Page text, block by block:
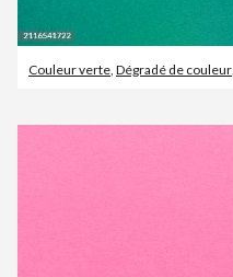
Couleur verte Dégradé de couleur